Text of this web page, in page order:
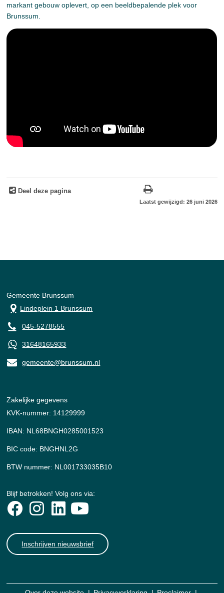
markant gebouw oplevert, op een beeldbepalende plek voor
Brunssum.
Deel deze pagina
Laatst gewijzigd: 26 juni 2026
Gemeente Brunssum
Lindeplein 1 Brunssum
045-5278555
31648165933
gemeente@brunssum.nl
Zakelijke gegevens
KVK-nummer: 14129999
IBAN: NL68BNGH0285001523
BIC code: BNGHNL2G
BTW nummer: NL001733035B10
Blijf betrokken! Volg ons via:
Inschrijven nieuwsbrief